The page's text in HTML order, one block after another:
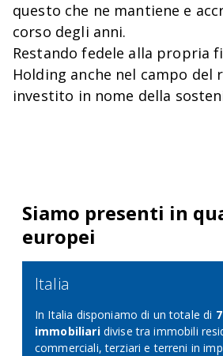
questo che ne mantiene e
corso degli anni.
Restando fedele alla propria
Holding anche nel campo del
investito in nome della
Siamo presenti in
europei
Italia
In Italia disponiamo di un totale di
immobiliaridivise tra immobili
commerciali, terziari e terreni in